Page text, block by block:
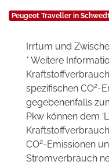
Peugeot Traveller in
Irrtum und
* Weitere
spezifischen CO2-
gegebenenfalls
Pkw können dem
CO2-Emissionen
Stromverbrauch